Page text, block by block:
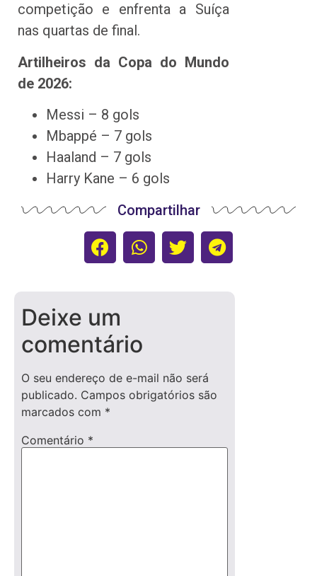
competição e enfrenta a Suíça
nas quartas de final.
Artilheiros da Copa do Mundo
de 2026:
Messi – 8 gols
Mbappé – 7 gols
Haaland – 7 gols
Harry Kane – 6 gols
Compartilhar
Deixe um
comentário
O seu endereço de e-mail não será
publicado. Campos obrigatórios são
marcados com *
Comentário *